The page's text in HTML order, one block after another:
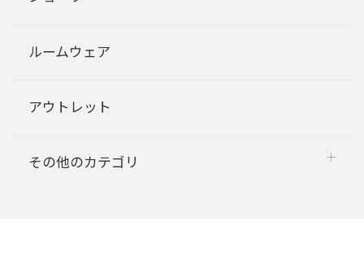
ルームウェア
アウトレット
その他のカテゴリ